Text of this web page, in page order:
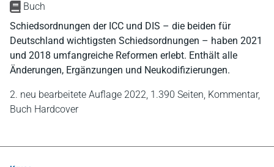
Buch
Schiedsordnungen der ICC und DIS – die beiden für
Deutschland wichtigsten Schiedsordnungen – haben 2021
und 2018 umfangreiche Reformen erlebt. Enthält alle
Änderungen, Ergänzungen und Neukodifizierungen.
2. neu bearbeitete Auflage 2022, 1.390 Seiten, Kommentar,
Buch Hardcover